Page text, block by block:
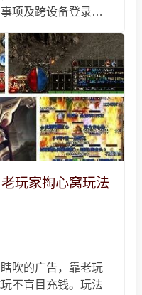
项及跨设备登录优
玩家掏心窝玩法
吹的广告，靠老玩
不盲目充钱。玩法